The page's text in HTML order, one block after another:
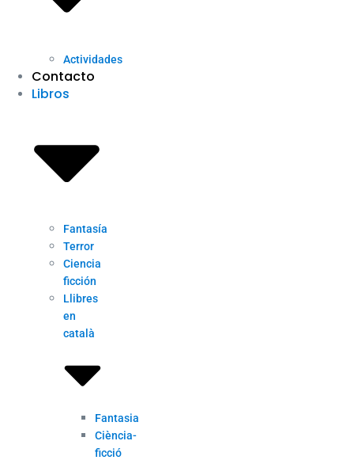
Actividades
Contacto
Libros
Fantasía
Terror
Ciencia
ficción
Llibres
en
català
Fantasia
Ciència-
ficció